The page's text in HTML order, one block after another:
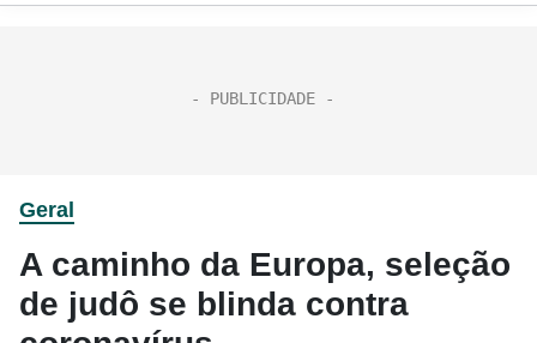
Geral
A caminho da Europa, seleção
de judô se blinda contra